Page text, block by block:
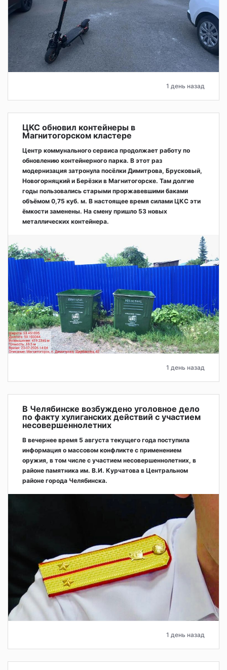
1 день назад
ЦКС обновил контейнеры в
Магнитогорском кластере
Центр коммунального сервиса продолжает работу по
обновлению контейнерного парка. В этот раз
модернизация затронула посёлки Димитрова, Брусковый,
Новогорняцкий и Берёзки в Магнитогорске. Там долгие
годы пользовались старыми проржавевшими баками
объёмом 0,75 куб. м. В настоящее время силами ЦКС эти
ёмкости заменены. На смену пришло 53 новых
металлических контейнера.
1 день назад
В Челябинске возбуждено уголовное дело
по факту хулиганских действий с участием
несовершеннолетних
В вечернее время 5 августа текущего года поступила
информация о массовом конфликте с применением
оружия, в том числе с участием несовершеннолетних, в
районе памятника им. В.И. Курчатова в Центральном
районе города Челябинска.
1 день назад